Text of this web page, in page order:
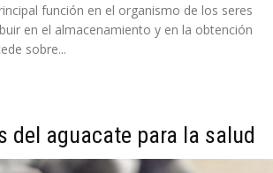
función en el organismo de los seres
en el almacenamiento y en la obtención
sobre...
del aguacate para la salud